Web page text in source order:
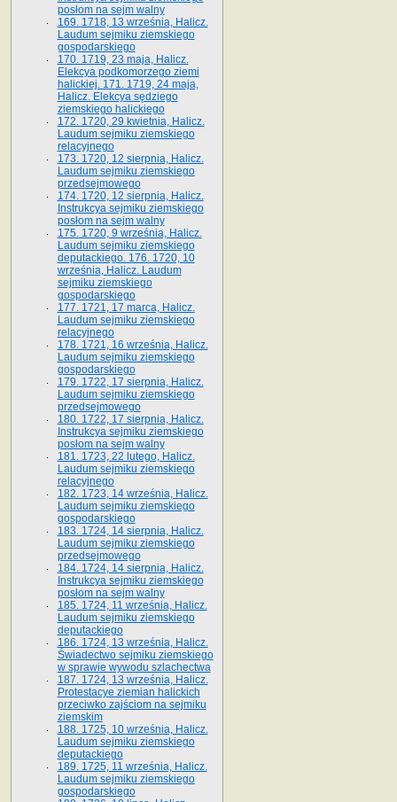
posłom na sejm walny
169. 1718, 13 września, Halicz.
Laudum sejmiku ziemskiego
gospodarskiego
170. 1719, 23 maja, Halicz.
Elekcya podkomorzego ziemi
halickiej. 171. 1719, 24 maja,
Halicz. Elekcya sędziego
ziemskiego halickiego
172. 1720, 29 kwietnia, Halicz.
Laudum sejmiku ziemskiego
relacyjnego
173. 1720, 12 sierpnia, Halicz.
Laudum sejmiku ziemskiego
przedsejmowego
174. 1720, 12 sierpnia, Halicz.
Instrukcya sejmiku ziemskiego
posłom na sejm walny
175. 1720, 9 września, Halicz.
Laudum sejmiku ziemskiego
deputackiego. 176. 1720, 10
września, Halicz. Laudum
sejmiku ziemskiego
gospodarskiego
177. 1721, 17 marca, Halicz.
Laudum sejmiku ziemskiego
relacyjnego
178. 1721, 16 września, Halicz.
Laudum sejmiku ziemskiego
gospodarskiego
179. 1722, 17 sierpnia, Halicz.
Laudum sejmiku ziemskiego
przedsejmowego
180. 1722, 17 sierpnia, Halicz.
Instrukcya sejmiku ziemskiego
posłom na sejm walny
181. 1723, 22 lutego, Halicz.
Laudum sejmiku ziemskiego
relacyjnego
182. 1723, 14 września, Halicz.
Laudum sejmiku ziemskiego
gospodarskiego
183. 1724, 14 sierpnia, Halicz.
Laudum sejmiku ziemskiego
przedsejmowego
184. 1724, 14 sierpnia, Halicz.
Instrukcya sejmiku ziemskiego
posłom na sejm walny
185. 1724, 11 września, Halicz.
Laudum sejmiku ziemskiego
deputackiego
186. 1724, 13 września, Halicz.
Świadectwo sejmiku ziemskiego
w sprawie wywodu szlachectwa
187. 1724, 13 września, Halicz.
Protestacye ziemian halickich
przeciwko zajściom na sejmiku
ziemskim
188. 1725, 10 września, Halicz.
Laudum sejmiku ziemskiego
deputackiego
189. 1725, 11 września, Halicz.
Laudum sejmiku ziemskiego
gospodarskiego